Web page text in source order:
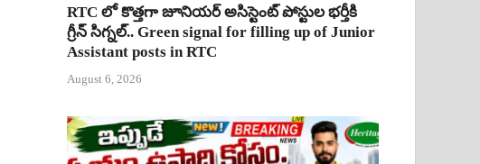
RTC లో కొత్తగా జూనియర్ అసిస్టెంట్ పోస్టుల భర్తీకి
గ్రీన్ సిగ్నల్.. Green signal for filling up of Junior
Assistant posts in RTC
August 6, 2026